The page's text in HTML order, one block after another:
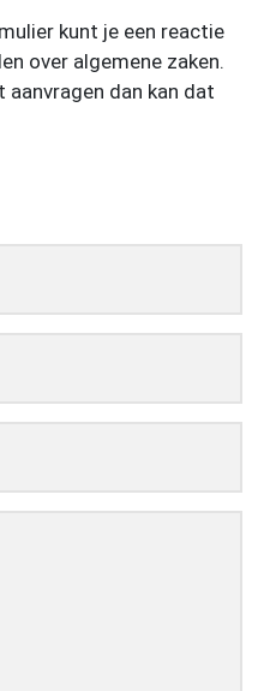
kunt je een reactie
over algemene zaken.
dan kan dat